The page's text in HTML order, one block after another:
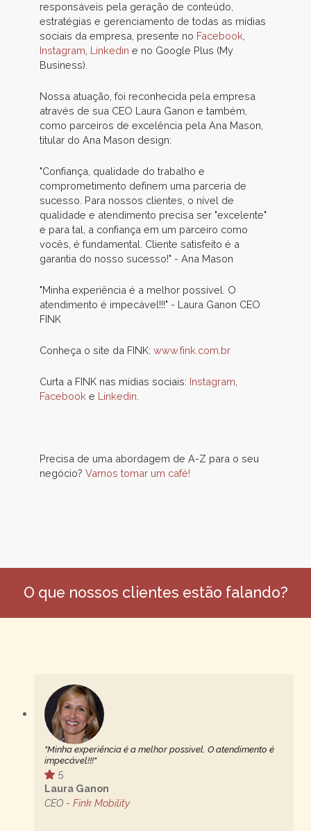
responsáveis pela geração de conteúdo,
estratégias e gerenciamento de todas as mídias
sociais da empresa, presente no Facebook,
Instagram, Linkedin e no Google Plus (My
Business).
Nossa atuação, foi reconhecida pela empresa
através de sua CEO Laura Ganon e também,
como parceiros de excelência pela Ana Mason,
titular do Ana Mason design:
"Confiança, qualidade do trabalho e
comprometimento definem uma parceria de
sucesso. Para nossos clientes, o nível de
qualidade e atendimento precisa ser "excelente"
e para tal, a confiança em um parceiro como
vocês, é fundamental. Cliente satisfeito é a
garantia do nosso sucesso!" - Ana Mason
"Minha experiência é a melhor possível. O
atendimento é impecável!!!" - Laura Ganon CEO
FINK
Conheça o site da FINK: www.fink.com.br
Curta a FINK nas mídias sociais: Instagram,
Facebook e Linkedin.
Precisa de uma abordagem de A-Z para o seu
negócio? Vamos tomar um café!
O que nossos clientes estão falando?
"Minha experiência é a melhor possivel. O atendimento é
impecável!!!"
5
Laura Ganon
CEO - Fink Mobility